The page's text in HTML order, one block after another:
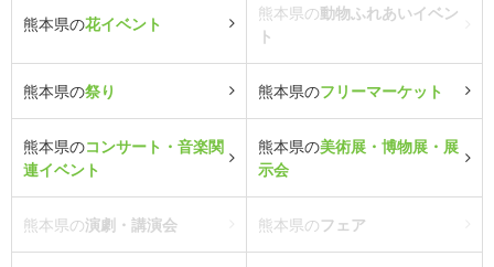
熊本県の花イベント
熊本県の動物ふれあいイベン
ト
熊本県の祭り 熊本県のフリーマーケット
熊本県のコンサート・音楽関
連イベント
熊本県の美術展・博物展・展
示会
熊本県の演劇・講演会 熊本県のフェア